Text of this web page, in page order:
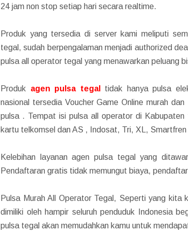
24 jam non stop setiap hari secara realtime.
Produk yang tersedia di server kami meliputi
tegal, sudah berpengalaman menjadi authorized
pulsa all operator tegal yang menawarkan peluang
Produk agen pulsa tegal
tidak hanya pulsa
nasional tersedia Voucher Game Online murah
pulsa . Tempat isi pulsa all operator di Kabupaten
kartu telkomsel dan AS , Indosat, Tri, XL, Smartfren
Kelebihan layanan agen pulsa tegal yang
Pendaftaran gratis tidak memungut biaya,
Pulsa Murah All Operator Tegal, Seperti yang kita
dimiliki oleh hampir seluruh penduduk Indonesia
pulsa tegal akan memudahkan kamu untuk